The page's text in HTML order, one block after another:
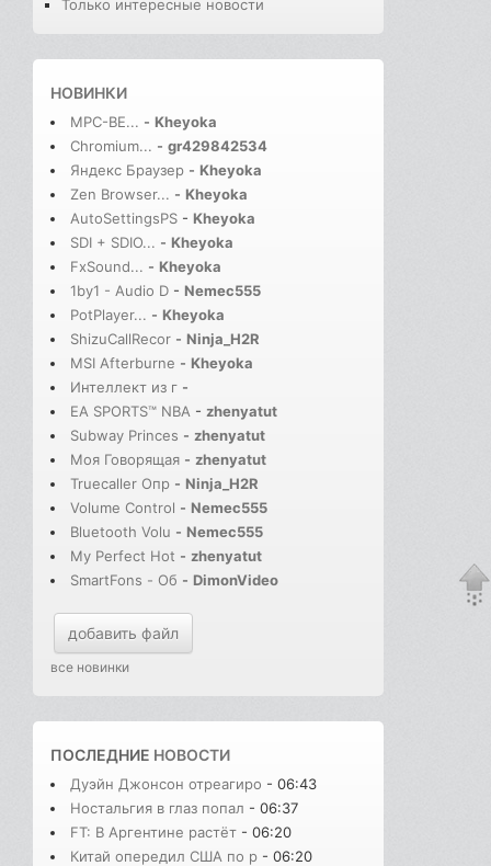
Только интересные новости
НОВИНКИ
MPC-BE... - Kheyoka
Chromium... - gr429842534
Яндекс Браузер - Kheyoka
Zen Browser... - Kheyoka
AutoSettingsPS - Kheyoka
SDI + SDIO... - Kheyoka
FxSound... - Kheyoka
1by1 - Audio D - Nemec555
PotPlayer... - Kheyoka
ShizuCallRecor - Ninja_H2R
MSI Afterburne - Kheyoka
Интеллект из г -
EA SPORTS™ NBA - zhenyatut
Subway Princes - zhenyatut
Моя Говорящая - zhenyatut
Truecaller Опр - Ninja_H2R
Volume Control - Nemec555
Bluetooth Volu - Nemec555
My Perfect Hot - zhenyatut
SmartFons - Об - DimonVideo
добавить файл
все новинки
ПОСЛЕДНИЕ НОВОСТИ
Дуэйн Джонсон отреагиро - 06:43
Ностальгия в глаз попал - 06:37
FT: В Аргентине растёт - 06:20
Китай опередил США по р - 06:20